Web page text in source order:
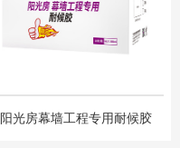
阳光房幕墙⼯程专⽤耐候胶